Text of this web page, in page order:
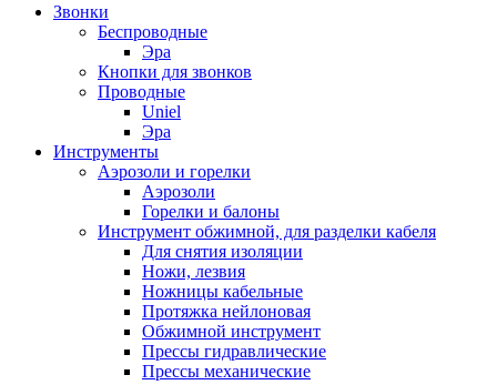
Звонки
Беспроводные
Эра
Кнопки для звонков
Проводные
Uniel
Эра
Инструменты
Аэрозоли и горелки
Аэрозоли
Горелки и балоны
Инструмент обжимной, для разделки кабеля
Для снятия изоляции
Ножи, лезвия
Ножницы кабельные
Протяжка нейлоновая
Обжимной инструмент
Прессы гидравлические
Прессы механические